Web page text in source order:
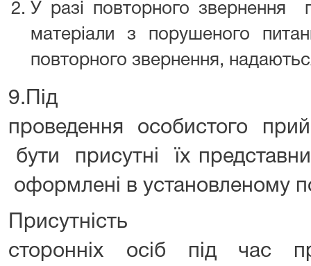
У разі повторного
матеріали з порушеного
повторного звернення,
проведення особистого
бути присутні їх
оформлені в установленому
Присутність
сторонніх осіб під час